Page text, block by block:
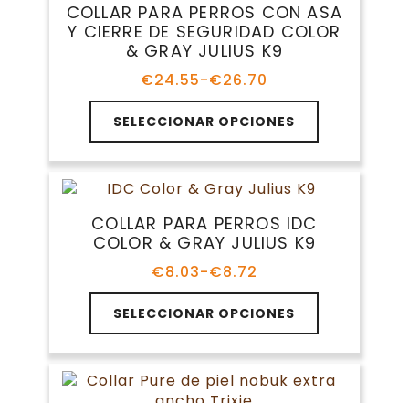
opciones
se
pueden
en
página
de
producto
COLLAR PARA PERROS CON ASA
Y CIERRE DE SEGURIDAD COLOR
& GRAY JULIUS K9
€24.55-€26.70
Rango
de
precios:
desde
€24.55
hasta
€26.70
SELECCIONAR OPCIONES
Este
producto
tiene
múltiples
variantes.
opciones
se
elegir
la
página
de
producto
COLLAR PARA PERROS IDC
COLOR & GRAY JULIUS K9
€8.03-€8.72
Rango
de
precios:
desde
€8.03
hasta
€8.72
SELECCIONAR OPCIONES
Este
producto
tiene
múltiples
variantes.